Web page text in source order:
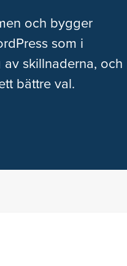
och bygger
som i
skillnaderna, och
bättre val.